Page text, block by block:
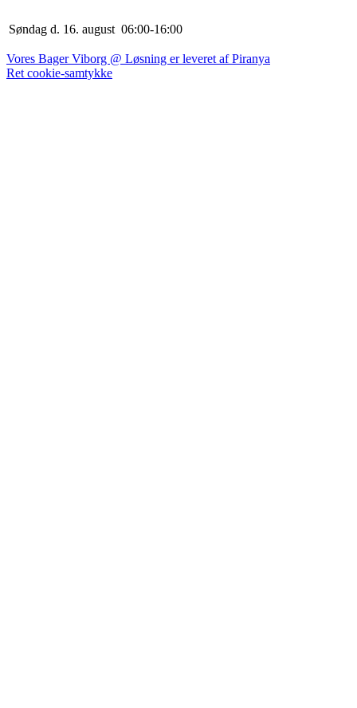
Søndag d. 16. august 06:00-16:00
Vores Bager Viborg @ Løsning er leveret af Piranya
Ret cookie-samtykke